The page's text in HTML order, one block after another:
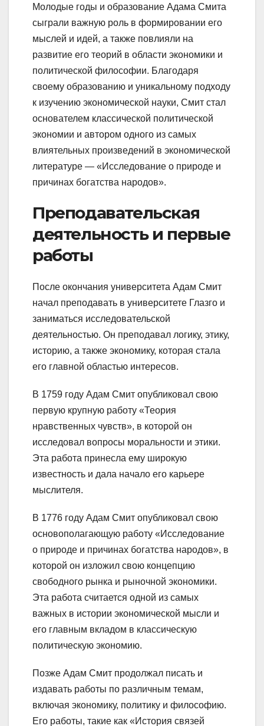
Молодые годы и образование Адама Смита
сыграли важную роль в формировании его
мыслей и идей, а также повлияли на
развитие его теорий в области экономики и
политической философии. Благодаря
своему образованию и уникальному подходу
к изучению экономической науки, Смит стал
основателем классической политической
экономии и автором одного из самых
влиятельных произведений в экономической
литературе — «Исследование о природе и
причинах богатства народов».
Преподавательская
деятельность и первые
работы
После окончания университета Адам Смит
начал преподавать в университете Глазго и
заниматься исследовательской
деятельностью. Он преподавал логику, этику,
историю, а также экономику, которая стала
его главной областью интересов.
В 1759 году Адам Смит опубликовал свою
первую крупную работу «Теория
нравственных чувств», в которой он
исследовал вопросы моральности и этики.
Эта работа принесла ему широкую
известность и дала начало его карьере
мыслителя.
В 1776 году Адам Смит опубликовал свою
основополагающую работу «Исследование
о природе и причинах богатства народов», в
которой он изложил свою концепцию
свободного рынка и рыночной экономики.
Эта работа считается одной из самых
важных в истории экономической мысли и
его главным вкладом в классическую
политическую экономию.
Позже Адам Смит продолжал писать и
издавать работы по различным темам,
включая экономику, политику и философию.
Его работы, такие как «История связей